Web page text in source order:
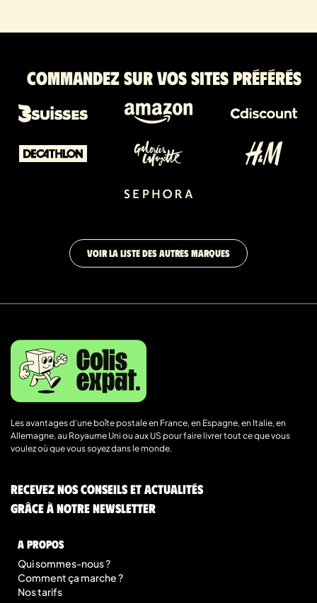
Commandez sur vos sites préférés
VOIR LA LISTE DES AUTRES MARQUES
Les avantages d’une boîte postale en France, en Espagne, en Italie, en
Allemagne, au Royaume Uni ou aux US pour faire livrer tout ce que vous
voulez où que vous soyez dans le monde.
Recevez nos conseils et actualités
grâce à notre newsletter
A Propos
Qui sommes-nous ?
Comment ça marche ?
Nos tarifs